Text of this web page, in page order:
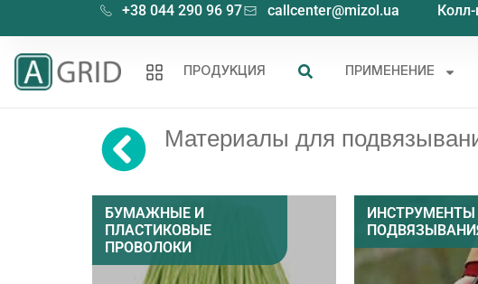
+38 044 290 96 97 callcenter@mizol.ua
ПРОДУКЦИЯ ПРИМЕНЕНИЕ
Материалы для
БУМАЖНЫЕ И
ПЛАСТИКОВЫЕ
ПРОВОЛОКИ
ИНСТРУМЕНТЫ